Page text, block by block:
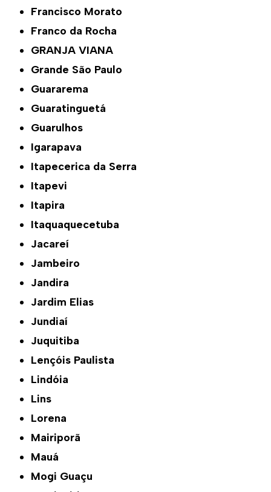
Francisco Morato
Franco da Rocha
GRANJA VIANA
Grande São Paulo
Guararema
Guaratinguetá
Guarulhos
Igarapava
Itapecerica da Serra
Itapevi
Itapira
Itaquaquecetuba
Jacareí
Jambeiro
Jandira
Jardim Elias
Jundiaí
Juquitiba
Lençóis Paulista
Lindóia
Lins
Lorena
Mairiporã
Mauá
Mogi Guaçu